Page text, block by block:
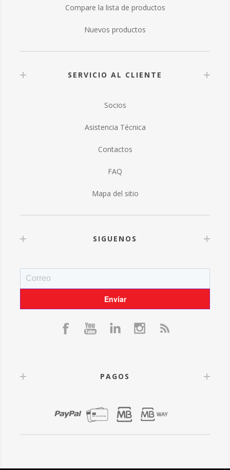
Compare la lista de productos
Nuevos productos
SERVICIO AL CLIENTE
Socios
Asistencia Técnica
Contactos
FAQ
Mapa del sitio
SIGUENOS
PAGOS